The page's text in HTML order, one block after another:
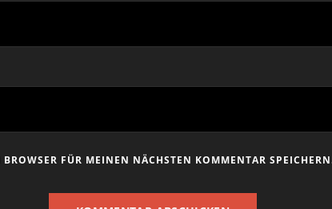
FÜR MEINEN NÄCHSTEN KOMMENTAR